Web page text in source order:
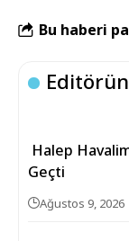
Bu haberi
Halep
Geçti
Ağustos 9, 2026